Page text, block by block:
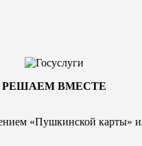
РЕШАЕМ ВМЕСТЕ
«Пушкинской карты»